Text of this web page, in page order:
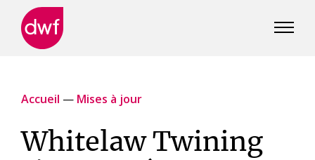
Accueil — Mises à jour
Whitelaw Twining